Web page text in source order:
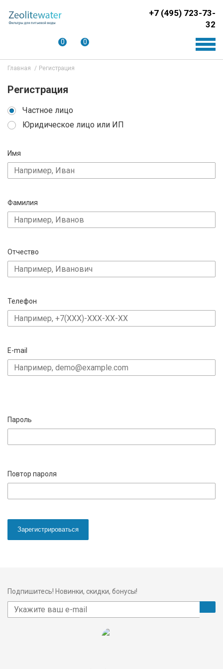
+7 (495) 723-73-
32
0 0
Главная Регистрация
Регистрация
Частное лицо
Юридическое лицо или ИП
Имя
Фамилия
Отчество
Телефон
E-mail
Пароль
Повтор пароля
Зарегистрироваться
Подпишитесь! Новинки, скидки, бонусы!